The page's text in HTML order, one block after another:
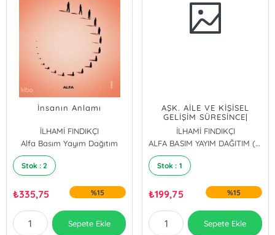
İnsanın Anlamı
İLHAMİ FINDIKÇI
Alfa Basım Yayım Dağıtım
Stok : 2
₺335,75 %15
Sepete Ekle
AŞK. AİLE VE KİŞİSEL
GELİŞİM SÜRESİNCE|
İNSANİ DERİNLİK
İLHAMİ FINDIKÇI
ALFA BASIM YAYIM DAĞITIM (70061)
Stok : 1
₺199,75 %15
Sepete Ekle